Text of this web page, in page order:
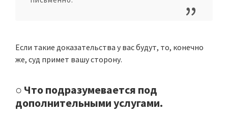
Если такие доказательства у вас будут, то, конечно
же, суд примет вашу сторону.
○ Что подразумевается под
дополнительными услугами.